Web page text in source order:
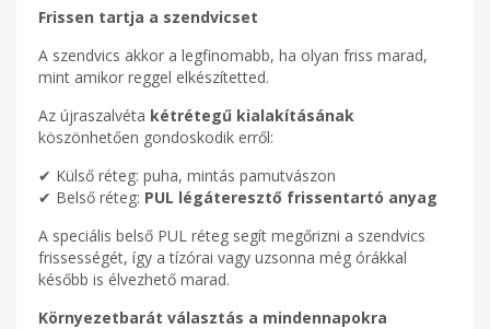
Frissen tartja a szendvicset
A szendvics akkor a legfinomabb, ha olyan friss marad,
mint amikor reggel elkészítetted.
Az újraszalvéta kétrétegű kialakításának
köszönhetően gondoskodik erről:
✔ Külső réteg: puha, mintás pamutvászon
✔ Belső réteg: PUL légáteresztő frissentartó anyag
A speciális belső PUL réteg segít megőrizni a szendvics
frissességét, így a tízórai vagy uzsonna még órákkal
később is élvezhető marad.
Környezetbarát választás a mindennapokra